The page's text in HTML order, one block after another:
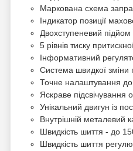
Маркована схема
Індикатор позиції
Двохступеневий підйом
5 рівнів тиску
Інформативний
Система швидкої зміни
Точне налаштування
Яскраве підсвічування
Унікальний двигун із
Внутрішній металевий
Швидкість шиття - до
Швидкість шиття